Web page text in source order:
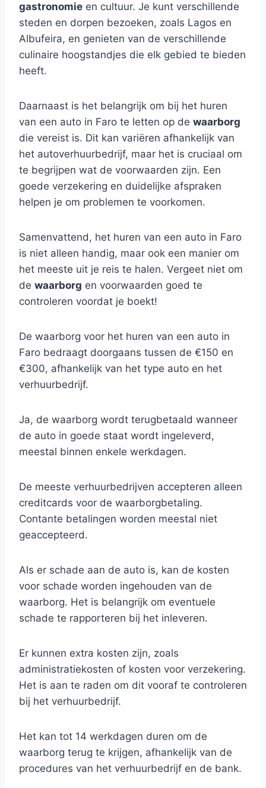
gastronomie en cultuur. Je kunt verschillende
steden en dorpen bezoeken, zoals Lagos en
Albufeira, en genieten van de verschillende
culinaire hoogstandjes die elk gebied te bieden
heeft.
Daarnaast is het belangrijk om bij het huren
van een auto in Faro te letten op de waarborg
die vereist is. Dit kan variëren afhankelijk van
het autoverhuurbedrijf, maar het is cruciaal om
te begrijpen wat de voorwaarden zijn. Een
goede verzekering en duidelijke afspraken
helpen je om problemen te voorkomen.
Samenvattend, het huren van een auto in Faro
is niet alleen handig, maar ook een manier om
het meeste uit je reis te halen. Vergeet niet om
de waarborg en voorwaarden goed te
controleren voordat je boekt!
De waarborg voor het huren van een auto in
Faro bedraagt doorgaans tussen de €150 en
€300, afhankelijk van het type auto en het
verhuurbedrijf.
Ja, de waarborg wordt terugbetaald wanneer
de auto in goede staat wordt ingeleverd,
meestal binnen enkele werkdagen.
De meeste verhuurbedrijven accepteren alleen
creditcards voor de waarborgbetaling.
Contante betalingen worden meestal niet
geaccepteerd.
Als er schade aan de auto is, kan de kosten
voor schade worden ingehouden van de
waarborg. Het is belangrijk om eventuele
schade te rapporteren bij het inleveren.
Er kunnen extra kosten zijn, zoals
administratiekosten of kosten voor verzekering.
Het is aan te raden om dit vooraf te controleren
bij het verhuurbedrijf.
Het kan tot 14 werkdagen duren om de
waarborg terug te krijgen, afhankelijk van de
procedures van het verhuurbedrijf en de bank.